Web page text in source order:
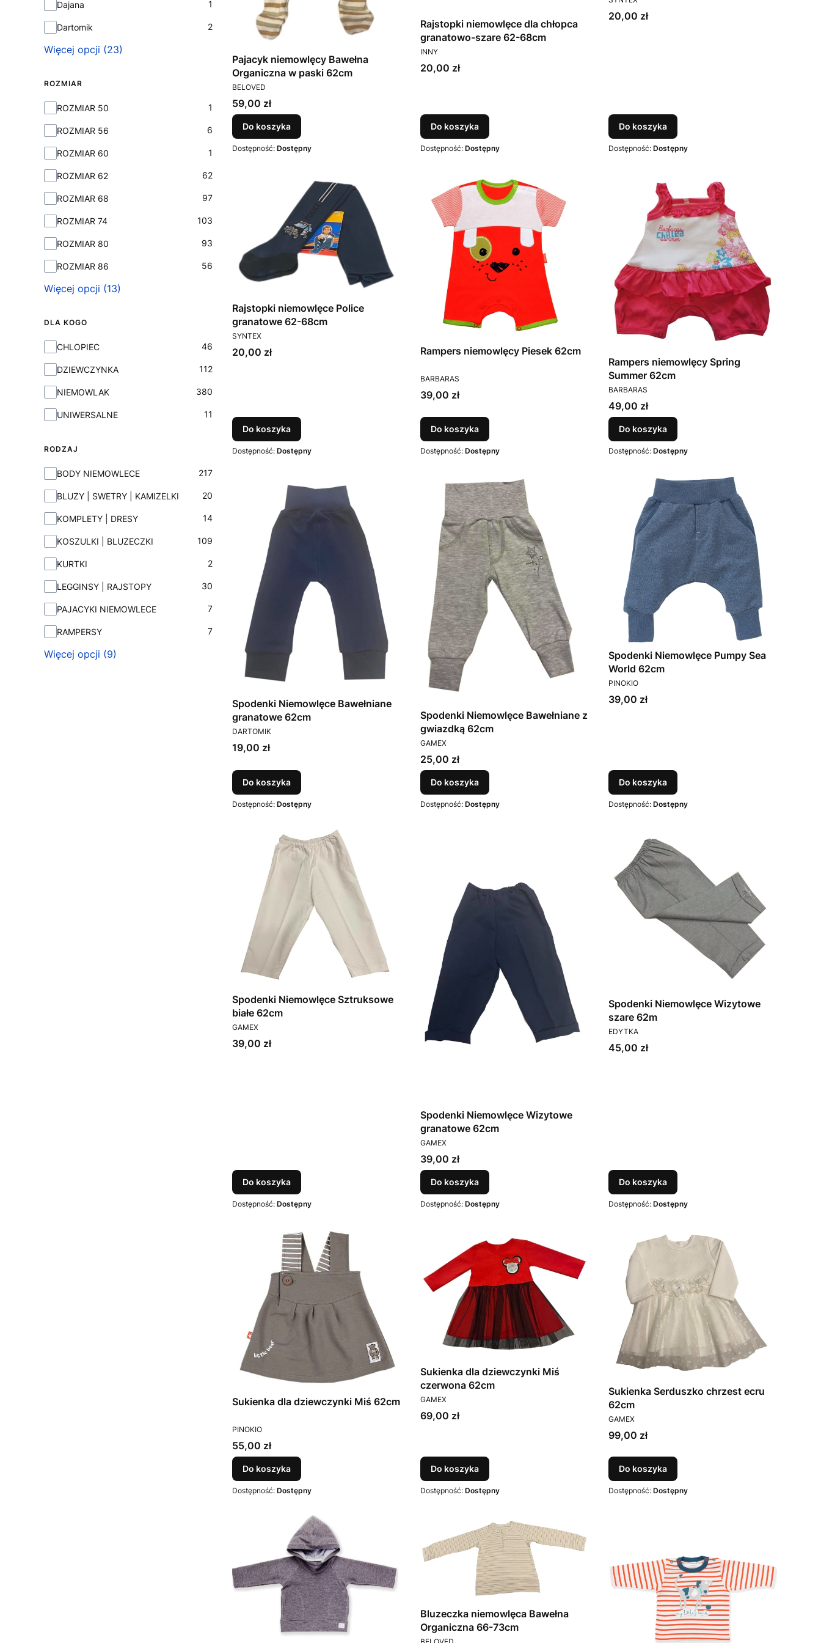
Dajana 1
Dartomik 2
Więcej opcji (23)
ROZMIAR
Rozmiar
ROZMIAR 50 1
ROZMIAR 56 6
ROZMIAR 60 1
ROZMIAR 62 62
ROZMIAR 68 97
ROZMIAR 74 103
ROZMIAR 80 93
ROZMIAR 86 56
Więcej opcji (13)
DLA KOGO
Dla Kogo
CHLOPIEC 46
DZIEWCZYNKA 112
NIEMOWLAK 380
UNIWERSALNE 11
RODZAJ
Rodzaj
BODY NIEMOWLECE 217
BLUZY | SWETRY | KAMIZELKI 20
KOMPLETY | DRESY 14
KOSZULKI | BLUZECZKI 109
KURTKI 2
LEGGINSY | RAJSTOPY 30
PAJACYKI NIEMOWLECE 7
RAMPERSY 7
Więcej opcji (9)
Pajacyk niemowlęcy Bawełna
Organiczna w paski 62cm
PRODUCENT
BELOVED
Cena
59,00 zł
Do koszyka
Dostępność: Dostępny
Rajstopki niemowlęce dla chłopca
granatowo-szare 62-68cm
PRODUCENT
INNY
Cena
20,00 zł
Do koszyka
Dostępność: Dostępny
Cena
20,00 zł
Do koszyka
Dostępność: Dostępny
Rajstopki niemowlęce Police
granatowe 62-68cm
PRODUCENT
SYNTEX
Cena
20,00 zł
Do koszyka
Dostępność: Dostępny
Rampers niemowlęcy Piesek 62cm
PRODUCENT
BARBARAS
Cena
39,00 zł
Do koszyka
Dostępność: Dostępny
Rampers niemowlęcy Spring
Summer 62cm
PRODUCENT
BARBARAS
Cena
49,00 zł
Do koszyka
Dostępność: Dostępny
Spodenki Niemowlęce Bawełniane
granatowe 62cm
PRODUCENT
DARTOMIK
Cena
19,00 zł
Do koszyka
Dostępność: Dostępny
Spodenki Niemowlęce Bawełniane z
gwiazdką 62cm
PRODUCENT
GAMEX
Cena
25,00 zł
Do koszyka
Dostępność: Dostępny
Spodenki Niemowlęce Pumpy Sea
World 62cm
PRODUCENT
PINOKIO
Cena
39,00 zł
Do koszyka
Dostępność: Dostępny
Spodenki Niemowlęce Sztruksowe
białe 62cm
PRODUCENT
GAMEX
Cena
39,00 zł
Do koszyka
Dostępność: Dostępny
Spodenki Niemowlęce Wizytowe
granatowe 62cm
PRODUCENT
GAMEX
Cena
39,00 zł
Do koszyka
Dostępność: Dostępny
Spodenki Niemowlęce Wizytowe
szare 62m
PRODUCENT
EDYTKA
Cena
45,00 zł
Do koszyka
Dostępność: Dostępny
Sukienka dla dziewczynki Miś 62cm
PRODUCENT
PINOKIO
Cena
55,00 zł
Do koszyka
Dostępność: Dostępny
Sukienka dla dziewczynki Miś
czerwona 62cm
PRODUCENT
GAMEX
Cena
69,00 zł
Do koszyka
Dostępność: Dostępny
Sukienka Serduszko chrzest ecru
62cm
PRODUCENT
GAMEX
Cena
99,00 zł
Do koszyka
Dostępność: Dostępny
Bluzeczka niemowlęca Bawełna
Organiczna 66-73cm
PRODUCENT